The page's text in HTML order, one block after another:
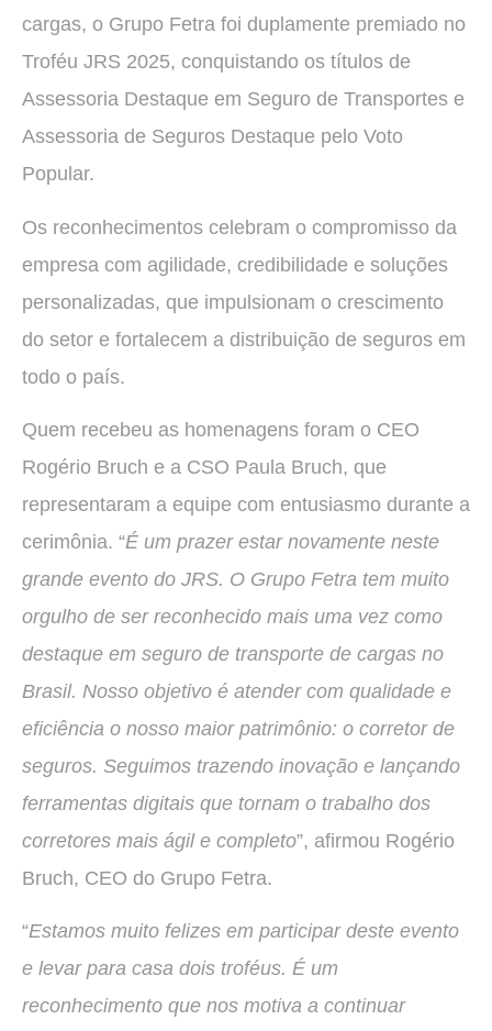
cargas, o Grupo Fetra foi duplamente premiado no
Troféu JRS 2025, conquistando os títulos de
Assessoria Destaque em Seguro de Transportes e
Assessoria de Seguros Destaque pelo Voto
Popular.
Os reconhecimentos celebram o compromisso da
empresa com agilidade, credibilidade e soluções
personalizadas, que impulsionam o crescimento
do setor e fortalecem a distribuição de seguros em
todo o país.
Quem recebeu as homenagens foram o CEO
Rogério Bruch e a CSO Paula Bruch, que
representaram a equipe com entusiasmo durante a
cerimônia. “É um prazer estar novamente neste
grande evento do JRS. O Grupo Fetra tem muito
orgulho de ser reconhecido mais uma vez como
destaque em seguro de transporte de cargas no
Brasil. Nosso objetivo é atender com qualidade e
eficiência o nosso maior patrimônio: o corretor de
seguros. Seguimos trazendo inovação e lançando
ferramentas digitais que tornam o trabalho dos
corretores mais ágil e completo”, afirmou Rogério
Bruch, CEO do Grupo Fetra.
“Estamos muito felizes em participar deste evento
e levar para casa dois troféus. É um
reconhecimento que nos motiva a continuar